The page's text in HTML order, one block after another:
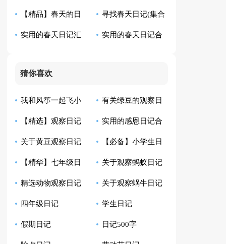
篇 15篇
【精品】春天的日
记汇编5篇
寻找春天日记(集合
15篇)
实用的春天日记汇 实用的春天日记合
猜你喜欢
我和风筝一起飞小
学生日记
有关绿豆的观察日
记模板汇总10篇
【精选】观察日记
汇总9篇
实用的感恩日记合
集8篇
关于黄豆观察日记
合集八篇
【必备】小学生日
记范文汇总四篇
【精华】七年级日
记集锦10篇
关于观察蚂蚁日记
范文6篇
精选动物观察日记
四篇
关于观察蜗牛日记
范文七篇
四年级日记 学生日记
假期日记 日记500字